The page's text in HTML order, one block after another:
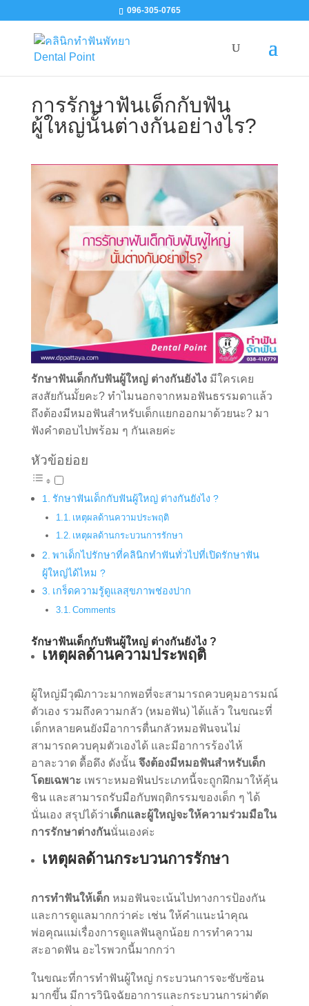
096-305-0765
การรักษาฟันเด็กกับฟัน
ผู้ใหญ่นั้นต่างกันอย่างไร?
รักษาฟันเด็กกับฟันผู้ใหญ่ ต่างกันยังไงมีใครเคย
สงสัยกันมั้ยคะ? ทำไมนอกจากหมอฟันธรรมดาแล้ว
ถึงต้องมีหมอฟันสำหรับเด็กแยกออกมาด้วยนะ? มา
ฟังคำตอบไปพร้อม ๆ กันเลยค่ะ
หัวข้อย่อย
รักษาฟันเด็กกับฟันผู้ใหญ่ ต่างกันยังไง ?
เหตุผลด้านความประพฤติ
เหตุผลด้านกระบวนการรักษา
พาเด็กไปรักษาที่คลินิกทำฟันทั่วไปที่เปิดรักษาฟัน
ผู้ใหญ่ได้ไหม ?
เกร็ดความรู้ดูแลสุขภาพช่องปาก
Comments
รักษาฟันเด็กกับฟันผู้ใหญ่ ต่างกันยังไง ?
เหตุผลด้านความประพฤติ
ผู้ใหญ่มีวุฒิภาวะมากพอที่จะสามารถควบคุมอารมณ์
ตัวเอง รวมถึงความกลัว (หมอฟัน) ได้แล้ว ในขณะที่
เด็กหลายคนยังมีอาการตื่นกลัวหมอฟันจนไม่
สามารถควบคุมตัวเองได้ และมีอาการร้องไห้
อาละวาด ดื้อดึง ดังนั้น จึงต้องมีหมอฟันสำหรับเด็ก
โดยเฉพาะ เพราะหมอฟันประเภทนี้จะถูกฝึกมาให้คุ้น
ชิน และสามารถรับมือกับพฤติกรรมของเด็ก ๆ ได้
นั่นเอง สรุปได้ว่าเด็กและผู้ใหญ่จะให้ความร่วมมือใน
การรักษาต่างกันนั่นเองค่ะ
เหตุผลด้านกระบวนการรักษา
การทำฟันให้เด็ก หมอฟันจะเน้นไปทางการป้องกัน
และการดูแลมากกว่าค่ะ เช่น ให้คำแนะนำคุณ
พ่อคุณแม่เรื่องการดูแลฟันลูกน้อย การทำความ
สะอาดฟัน อะไรพวกนี้มากกว่า
ในขณะที่การทำฟันผู้ใหญ่ กระบวนการจะซับซ้อน
มากขึ้น มีการวินิจฉัยอาการและกระบวนการผ่าตัด